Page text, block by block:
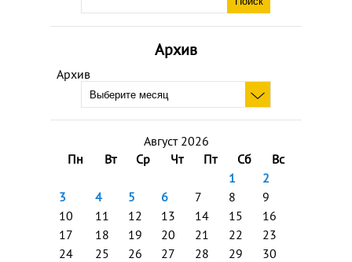
Архив
Архив
Август 2026
Пн
Вт Ср Чт Пт Сб
Вс
1
2
3
4 5 6 7 8
9
10
11 12 13 14 15
16
17
18 19 20 21 22
23
24
25 26 27 28 29
30